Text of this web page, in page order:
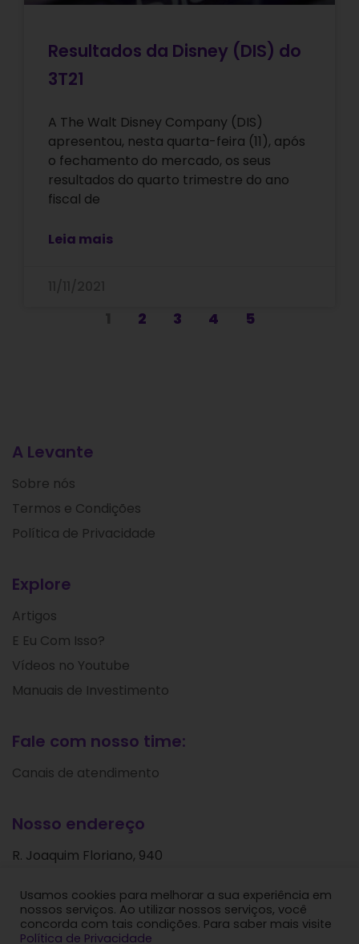
Resultados da Disney (DIS) do
3T21
A The Walt Disney Company (DIS)
apresentou, nesta quarta-feira (11), após
o fechamento do mercado, os seus
resultados do quarto trimestre do ano
fiscal de
Leia mais
2 3 4 5
A Levante
Sobre nós
Termos e Condições
Política de Privacidade
Explore
Artigos
E Eu Com Isso?
Vídeos no Youtube
Manuais de Investimento
Fale com nosso time:
Canais de atendimento
Nosso endereço
R. Joaquim Floriano, 940
São Paulo - SP
CEP: 04534-004
Usamos cookies para melhorar a sua experiência em
nossos serviços. Ao utilizar nossos serviços, você
concorda com tais condições. Para saber mais visite
Política de Privacidade